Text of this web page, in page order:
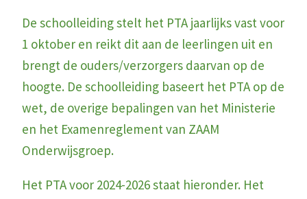
De schoolleiding stelt het PTA jaarlijks vast voor
1 oktober en reikt dit aan de leerlingen uit en
brengt de ouders/verzorgers daarvan op de
hoogte. De schoolleiding baseert het PTA op de
wet, de overige bepalingen van het Ministerie
en het Examenreglement van ZAAM
Onderwijsgroep.
Het PTA voor 2024-2026 staat hieronder. Het